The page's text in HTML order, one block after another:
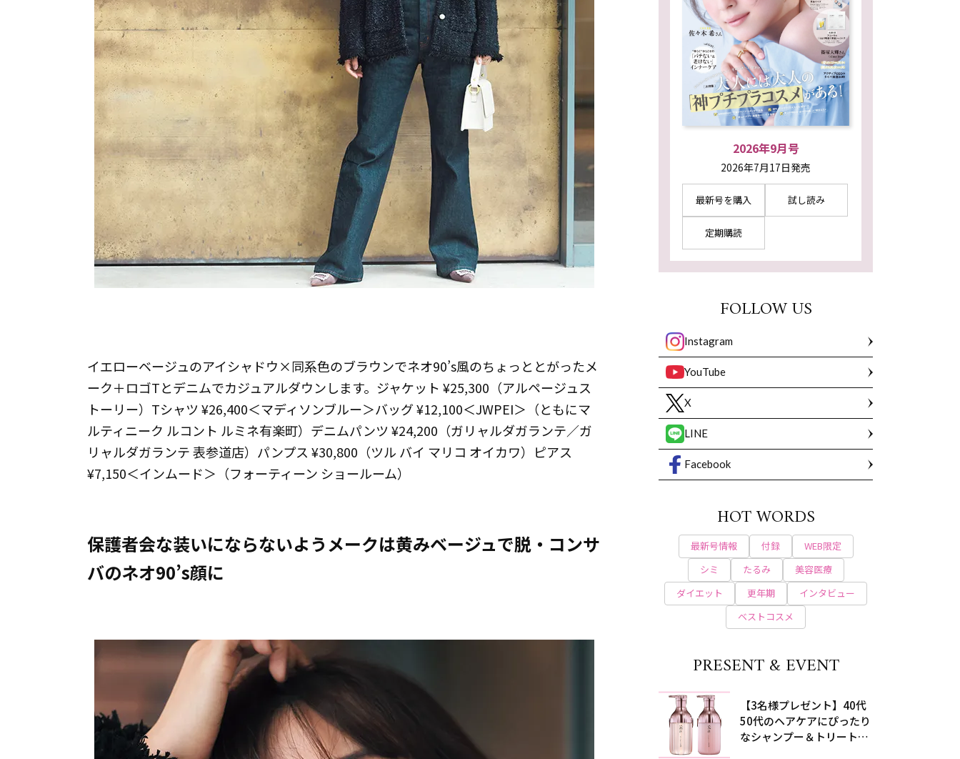
イエローベージュのアイシャドウ×同系色のブラウンでネオ90’s風のちょっととがったメ
ーク＋ロゴTとデニムでカジュアルダウンします。ジャケット ¥25,300（アルページュス
トーリー）Tシャツ ¥26,400＜マディソンブルー＞バッグ ¥12,100＜JWPEI＞（ともにマ
ルティニーク ルコント ルミネ有楽町）デニムパンツ ¥24,200（ガリャルダガランテ／ガ
リャルダガランテ 表参道店）パンプス ¥30,800（ツル バイ マリコ オイカワ）ピアス
¥7,150＜インムード＞（フォーティーン ショールーム）
保護者会な装いにならないようメークは黄みベージュで脱・コンサ
バのネオ90’s顔に
2026年9月号
2026年7月17日発売
最新号を購入 試し読み
定期購読
FOLLOW US
Instagram
YouTube
X
LINE
Facebook
HOT WORDS
最新号情報 付録
WEB限定
シミ
たるみ
美容医療
ダイエット
更年期
インタビュー
ベストコスメ
PRESENT & EVENT
【3名様プレゼント】40代
50代のヘアケアにぴったり
なシャンプー＆トリートメ